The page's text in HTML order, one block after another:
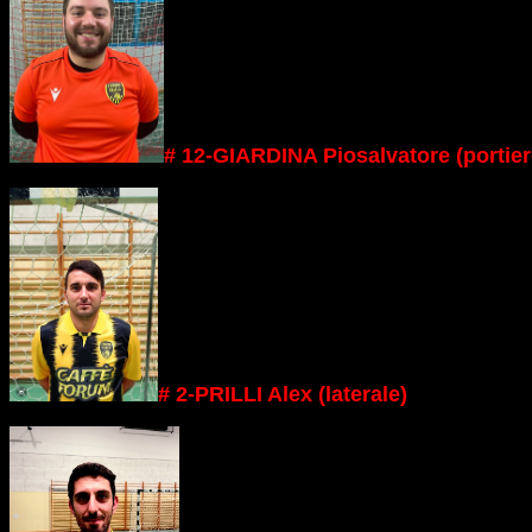
# 12-GIARDINA Piosalvatore
# 2-PRILLI Alex (laterale)